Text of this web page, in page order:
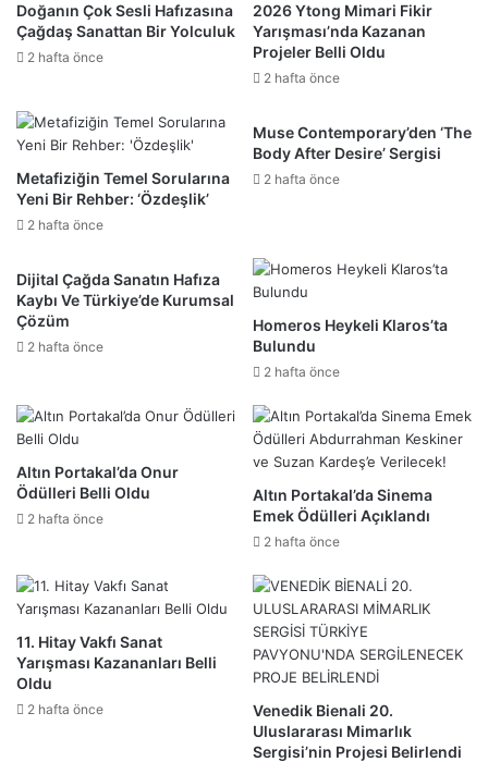
Doğanın Çok Sesli Hafızasına
Çağdaş Sanattan Bir Yolculuk
2 hafta önce
2026 Ytong Mimari Fikir
Yarışması’nda Kazanan
Projeler Belli Oldu
2 hafta önce
Metafiziğin Temel Sorularına
Yeni Bir Rehber: ‘Özdeşlik’
2 hafta önce
Muse Contemporary’den ‘The
Body After Desire’ Sergisi
2 hafta önce
Dijital Çağda Sanatın Hafıza
Kaybı Ve Türkiye’de Kurumsal
Çözüm
2 hafta önce
Homeros Heykeli Klaros’ta
Bulundu
2 hafta önce
Altın Portakal’da Onur
Ödülleri Belli Oldu
2 hafta önce
Altın Portakal’da Sinema
Emek Ödülleri Açıklandı
2 hafta önce
11. Hitay Vakfı Sanat
Yarışması Kazananları Belli
Oldu
2 hafta önce
Venedik Bienali 20.
Uluslararası Mimarlık
Sergisi’nin Projesi Belirlendi